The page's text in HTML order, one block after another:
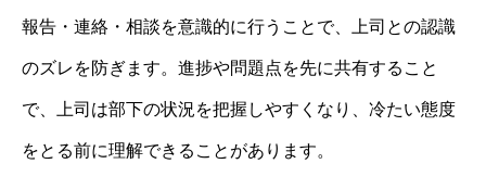
報告・連絡・相談を意識的に行うことで、上司との認識
のズレを防ぎます。進捗や問題点を先に共有すること
で、上司は部下の状況を把握しやすくなり、冷たい態度
をとる前に理解できることがあります。